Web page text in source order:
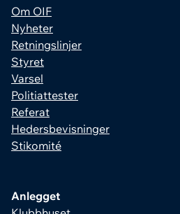
Om OIF
Nyheter
Retningslinjer
Styret
Varsel
Politiattester
Referat
Hedersbevisninger
Stikomité
Anlegget